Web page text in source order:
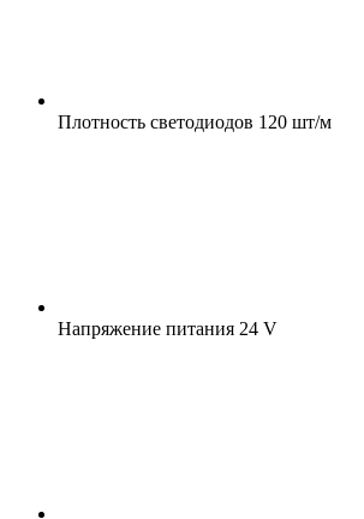
Плотность светодиодов 120 шт/м
Напряжение питания 24 V